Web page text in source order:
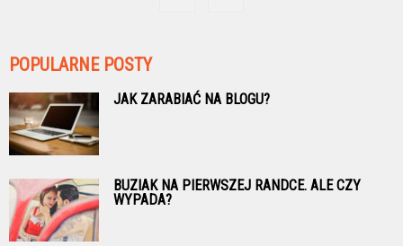
POPULARNE POSTY
JAK ZARABIAĆ NA BLOGU?
BUZIAK NA PIERWSZEJ RANDCE. ALE CZY
WYPADA?